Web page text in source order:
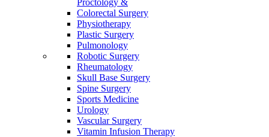
Colorectal Surgery
Physiotherapy
Plastic Surgery
Pulmonology
Robotic Surgery
Rheumatology
Skull Base Surgery
Spine Surgery
Sports Medicine
Urology
Vascular Surgery
Vitamin Infusion Therapy